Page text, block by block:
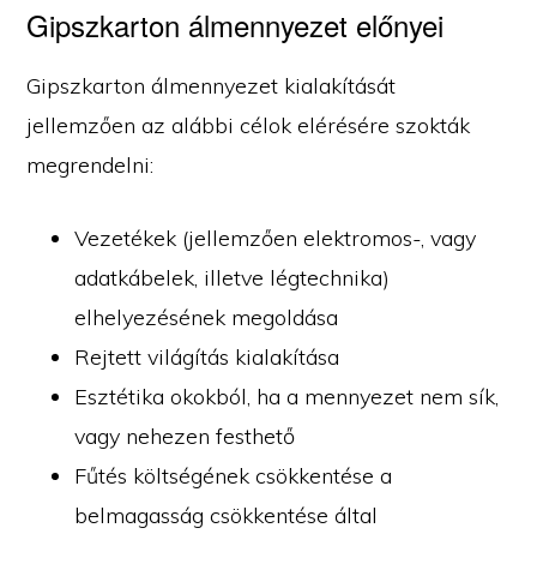
Gipszkarton álmennyezet előnyei
Gipszkarton álmennyezet kialakítását
jellemzően az alábbi célok elérésére szokták
megrendelni:
Vezetékek (jellemzően elektromos-, vagy
adatkábelek, illetve légtechnika)
elhelyezésének megoldása
Rejtett világítás kialakítása
Esztétika okokból, ha a mennyezet nem sík,
vagy nehezen festhető
Fűtés költségének csökkentése a
belmagasság csökkentése által